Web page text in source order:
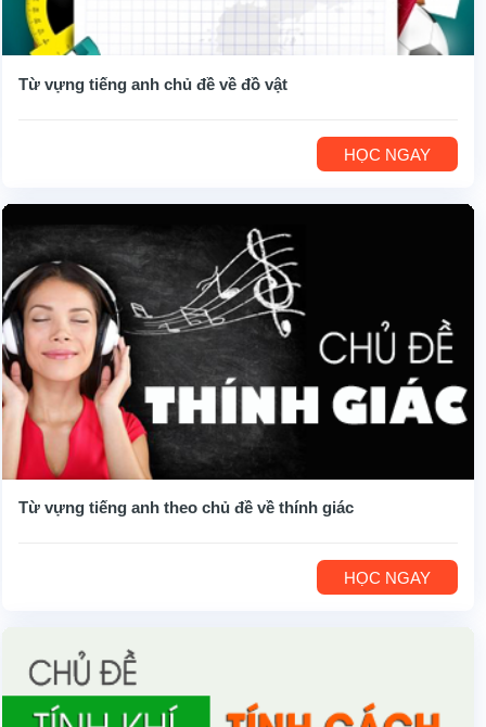
Từ vựng tiếng anh chủ đề về đồ vật
HỌC NGAY
Từ vựng tiếng anh theo chủ đề về thính giác
HỌC NGAY